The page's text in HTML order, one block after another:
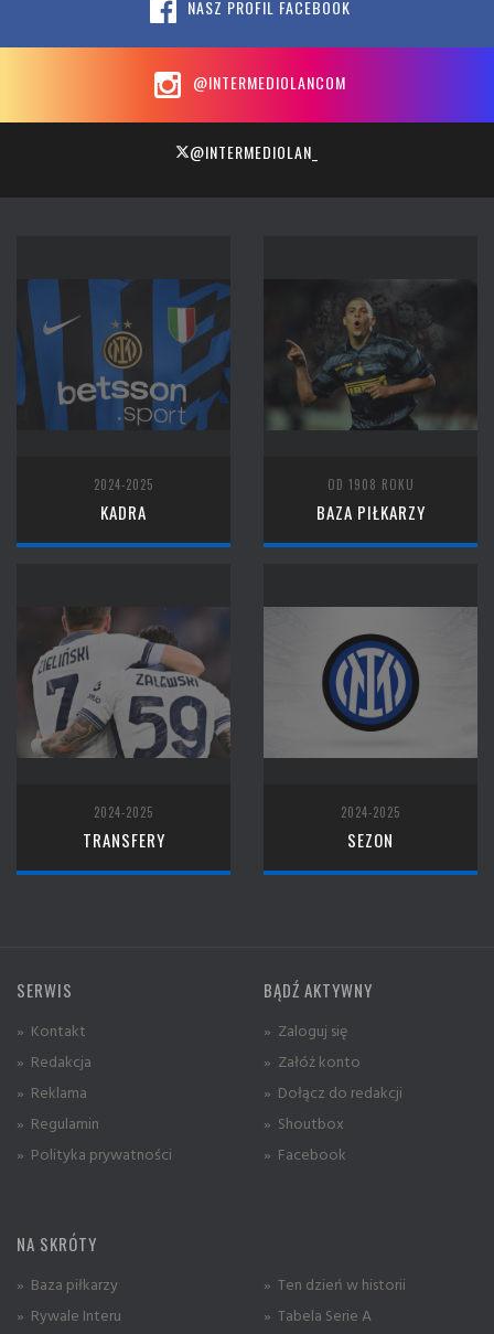
NASZ PROFIL FACEBOOK
@INTERMEDIOLANCOM
@INTERMEDIOLAN_
2024-2025
KADRA
OD 1908 ROKU
BAZA PIŁKARZY
2024-2025
TRANSFERY
2024-2025
SEZON
SERWIS
» Kontakt
» Redakcja
» Reklama
» Regulamin
» Polityka prywatności
BĄDŹ AKTYWNY
» Zaloguj się
» Załóż konto
» Dołącz do redakcji
» Shoutbox
» Facebook
NA SKRÓTY
» Baza piłkarzy
» Rywale Interu
» Ten dzień w historii
» Tabela Serie A